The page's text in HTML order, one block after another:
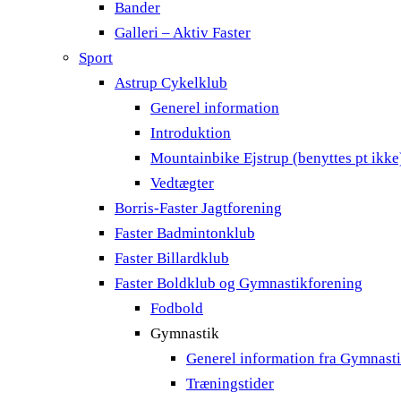
Bander
Galleri – Aktiv Faster
Sport
Astrup Cykelklub
Generel information
Introduktion
Mountainbike Ejstrup (benyttes pt
Vedtægter
Borris-Faster Jagtforening
Faster Badmintonklub
Faster Billardklub
Faster Boldklub og Gymnastikforening
Fodbold
Gymnastik
Generel information fra
Træningstider